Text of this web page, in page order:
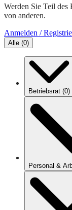
Werden Sie Teil des
von anderen.
Anmelden /
Alle (0)
Betriebsrat (0)
Personal &